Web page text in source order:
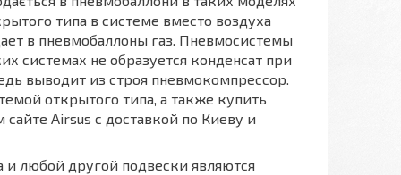
типа в системе вместо воздуха
в пневмобаллоны газ. Пневмосистемы
системах не образуется конденсат при
выводит из строя пневмокомпрессор.
открытого типа, а также купить
Airsus с доставкой по Киеву и
любой другой подвески являются